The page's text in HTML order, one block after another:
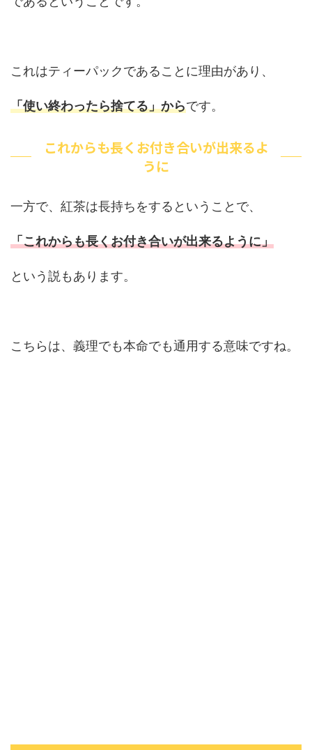
これはティーパックであることに理由があり、
「使い終わったら捨てる」からです。
これからも長くお付き合いが出来るよ
うに
一方で、紅茶は長持ちをするということで、
「これからも長くお付き合いが出来るように」
という説もあります。
こちらは、義理でも本命でも通用する意味ですね。